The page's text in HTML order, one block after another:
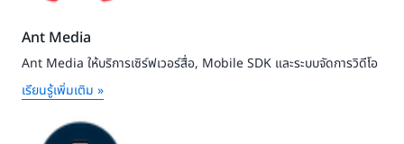
Ant Media
Ant Media ให้บริการเซิร์ฟเวอร์สื่อ, Mobile SDK และระบบจัดการวิดีโอ
เรียนรู้เพิ่มเติม »